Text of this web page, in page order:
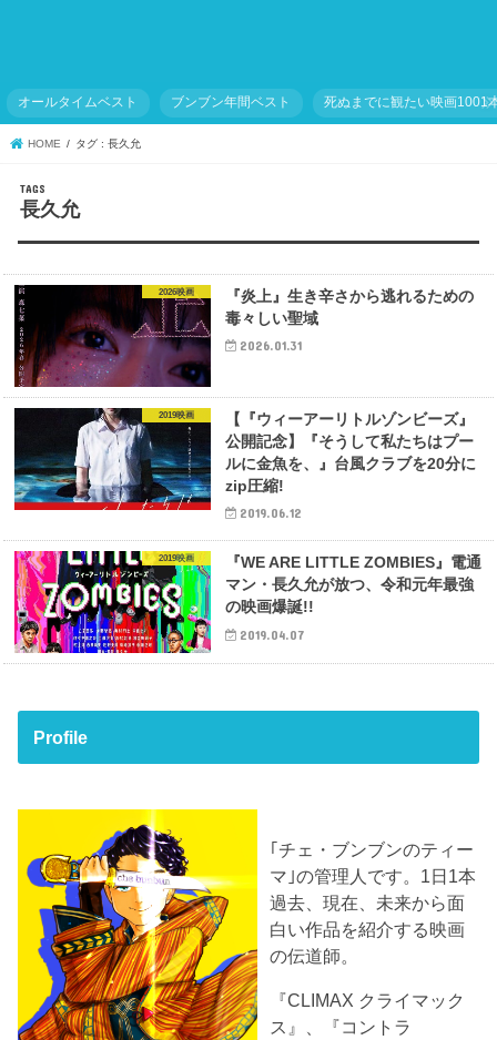
オールタイムベスト ブンブン年間ベスト 死ぬまでに観たい映画1001
HOME タグ : 長久允
長久允
2026映画
『炎上』生き辛さから逃れるための
毒々しい聖域
2026.01.31
2019映画
【『ウィーアーリトルゾンビーズ』
公開記念】『そうして私たちはプー
ルに金魚を、』台風クラブを20分に
zip圧縮!
2019.06.12
2019映画
『WE ARE LITTLE ZOMBIES』電通
マン・長久允が放つ、令和元年最強
の映画爆誕!!
2019.04.07
Profile
｢チェ・ブンブンのティー
マ｣の管理人です。1日1本
過去、現在、未来から面
白い作品を紹介する映画
の伝道師。
『CLIMAX クライマック
ス』、『コントラ